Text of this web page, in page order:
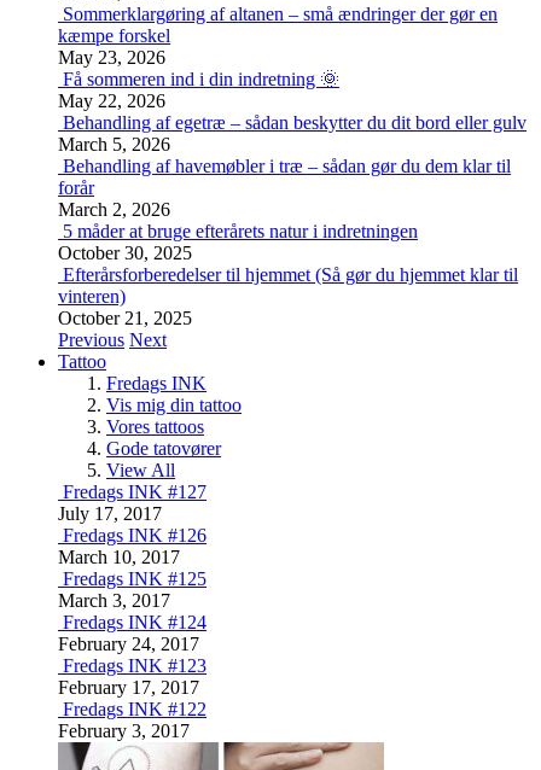
Sommerklargøring af altanen – små ændringer der gør en
kæmpe forskel
May 23, 2026
Få sommeren ind i din indretning 🌞
May 22, 2026
Behandling af egetræ – sådan beskytter du dit bord eller gulv
March 5, 2026
Behandling af havemøbler i træ – sådan gør du dem klar til
forår
March 2, 2026
5 måder at bruge efterårets natur i indretningen
October 30, 2025
Efterårsforberedelser til hjemmet (Så gør du hjemmet klar til
vinteren)
October 21, 2025
Previous Next
Tattoo
Fredags INK
Vis mig din tattoo
Vores tattoos
Gode tatovører
View All
Fredags INK #127
July 17, 2017
Fredags INK #126
March 10, 2017
Fredags INK #125
March 3, 2017
Fredags INK #124
February 24, 2017
Fredags INK #123
February 17, 2017
Fredags INK #122
February 3, 2017